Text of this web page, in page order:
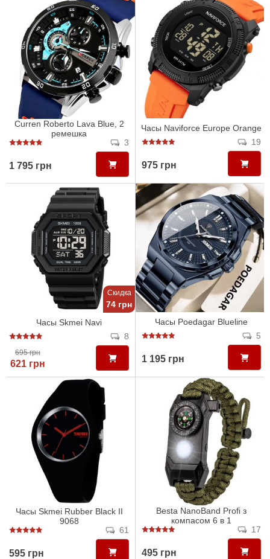
Curren Roberto Lava Blue, 2
ремешка
3
1 795 грн
Часы Naviforce Europe Orange
19
975 грн
Скидка
74 грн
Часы Skmei Navi
8
695 грн
621 грн
Часы Poedagar Blueline
5
1 195 грн
Часы Skmei Rubber Black II
9068
61
595 грн
Besta NanoBand Profi з
компасом 6 в 1
17
495 грн